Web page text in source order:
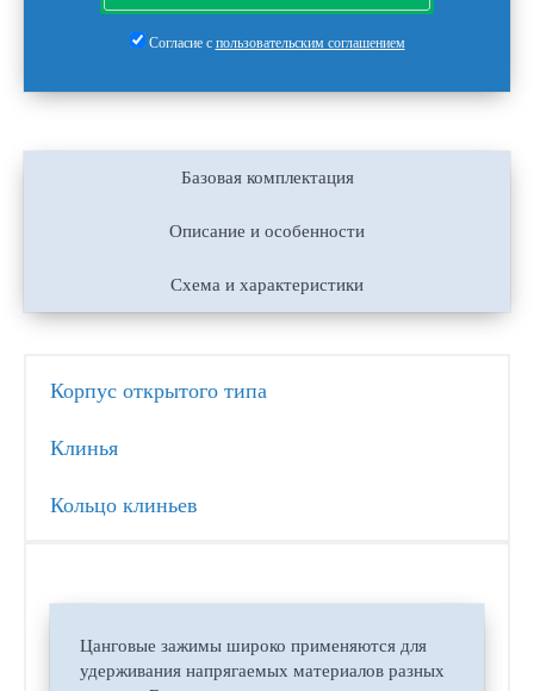
Согласие с пользовательским соглашением
Базовая комплектация
Описание и особенности
Схема и характеристики
Корпус открытого типа
Клинья
Кольцо клиньев
Цанговые зажимы широко применяются для
удерживания напрягаемых материалов разных